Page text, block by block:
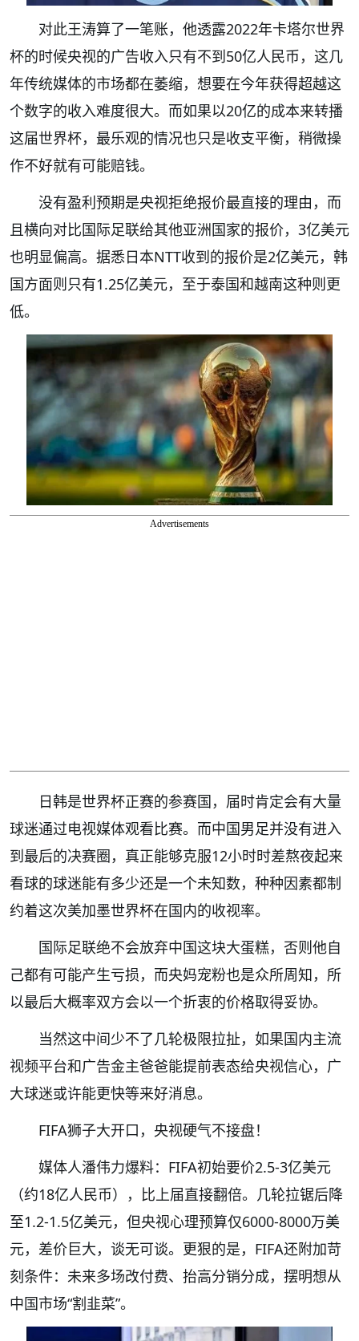
对此王涛算了一笔账，他透露2022年卡塔尔世界
杯的时候央视的广告收入只有不到50亿人民币，这几
年传统媒体的市场都在萎缩，想要在今年获得超越这
个数字的收入难度很大。而如果以20亿的成本来转播
这届世界杯，最乐观的情况也只是收支平衡，稍微操
作不好就有可能赔钱。
没有盈利预期是央视拒绝报价最直接的理由，而
且横向对比国际足联给其他亚洲国家的报价，3亿美元
也明显偏高。据悉日本NTT收到的报价是2亿美元，韩
国方面则只有1.25亿美元，至于泰国和越南这种则更
低。
Advertisements
日韩是世界杯正赛的参赛国，届时肯定会有大量
球迷通过电视媒体观看比赛。而中国男足并没有进入
到最后的决赛圈，真正能够克服12小时时差熬夜起来
看球的球迷能有多少还是一个未知数，种种因素都制
约着这次美加墨世界杯在国内的收视率。
国际足联绝不会放弃中国这块大蛋糕，否则他自
己都有可能产生亏损，而央妈宠粉也是众所周知，所
以最后大概率双方会以一个折衷的价格取得妥协。
当然这中间少不了几轮极限拉扯，如果国内主流
视频平台和广告金主爸爸能提前表态给央视信心，广
大球迷或许能更快等来好消息。
FIFA狮子大开口，央视硬气不接盘！
媒体人潘伟力爆料：FIFA初始要价2.5-3亿美元
（约18亿人民币），比上届直接翻倍。几轮拉锯后降
至1.2-1.5亿美元，但央视心理预算仅6000-8000万美
元，差价巨大，谈无可谈。更狠的是，FIFA还附加苛
刻条件：未来多场改付费、抬高分销分成，摆明想从
中国市场“割韭菜”。